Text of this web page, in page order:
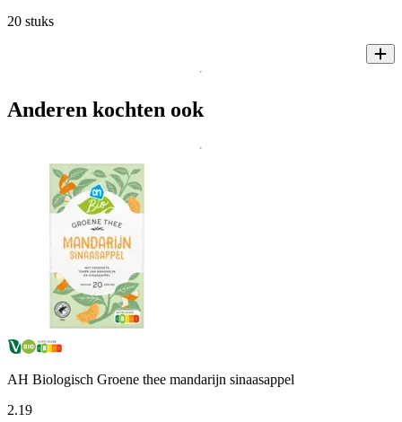
20 stuks
Anderen kochten ook
AH Biologisch Groene thee mandarijn sinaasappel
2.19